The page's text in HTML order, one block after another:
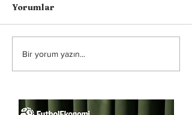
Yorumlar
Bir yorum yazın...